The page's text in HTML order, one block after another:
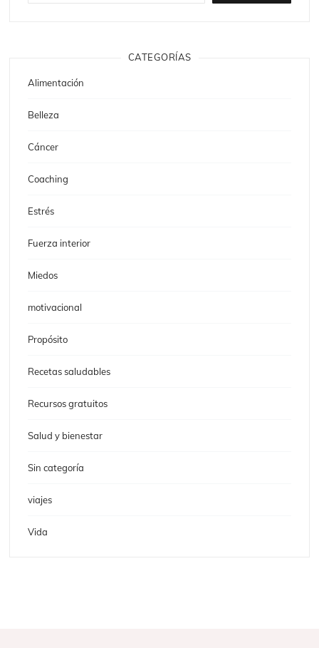
CATEGORÍAS
Alimentación
Belleza
Cáncer
Coaching
Estrés
Fuerza interior
Miedos
motivacional
Propósito
Recetas saludables
Recursos gratuitos
Salud y bienestar
Sin categoría
viajes
Vida